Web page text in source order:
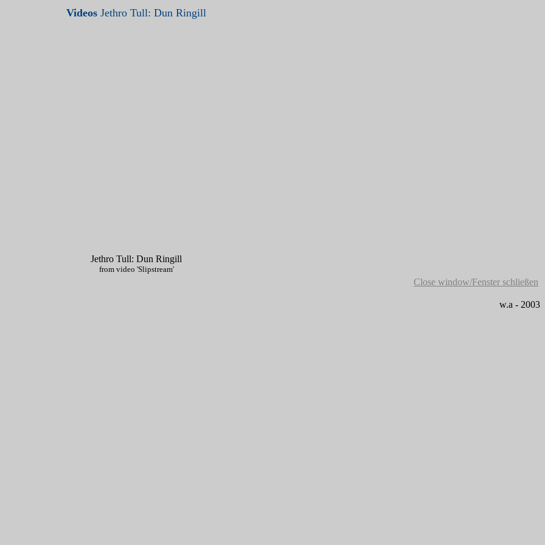
VideosJethro Tull: Dun Ringill
Jethro Tull: Dun Ringill
from video 'Slipstream'
Close window/Fenster schließen
w.a - 2003